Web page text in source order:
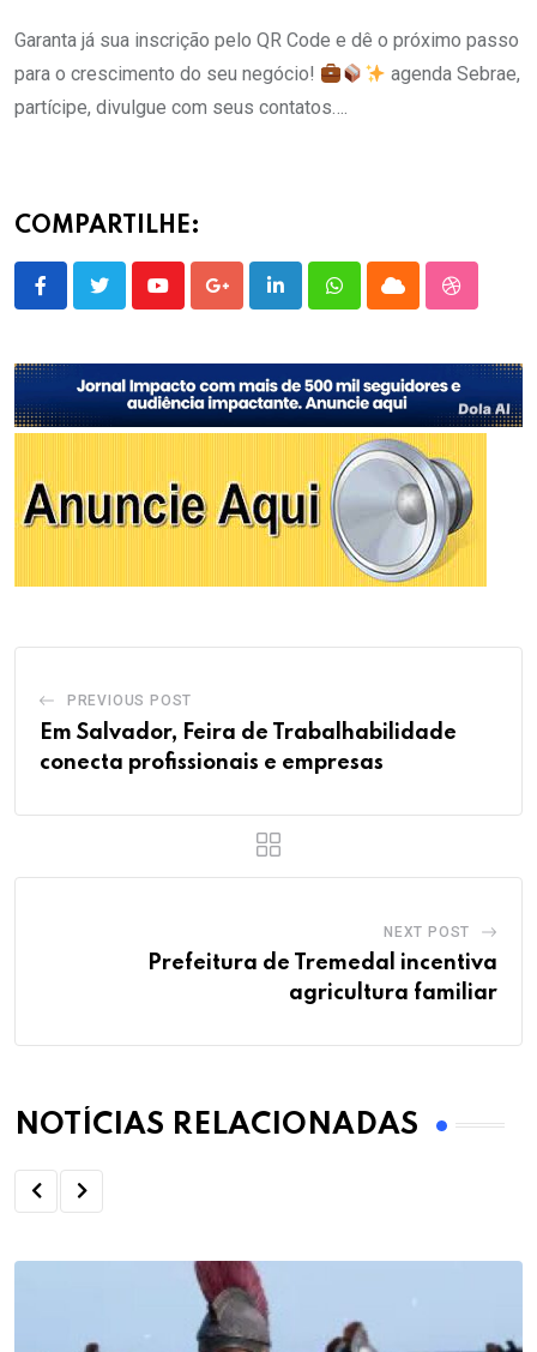
Garanta já sua inscrição pelo QR Code e dê o próximo passo
para o crescimento do seu negócio!
agenda Sebrae,
partícipe, divulgue com seus contatos….
COMPARTILHE:
YoutubeGoogle+LinkedInWhatsappCloud
PREVIOUS POST
Em Salvador, Feira de Trabalhabilidade
conecta profissionais e empresas
NEXT POST
Prefeitura de Tremedal incentiva
agricultura familiar
NOTÍCIAS RELACIONADAS